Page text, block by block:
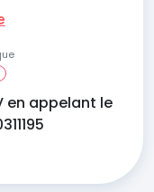
en appelant le